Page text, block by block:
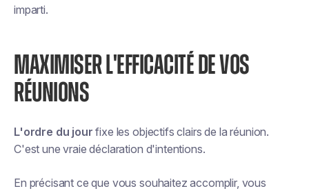
imparti.
MAXIMISER L'EFFICACITÉ DE VOS
RÉUNIONS
L'ordre du jourfixe les objectifs clairs de la réunion.
C'est une vraie déclaration d'intentions.
En précisant ce que vous souhaitez accomplir, vous